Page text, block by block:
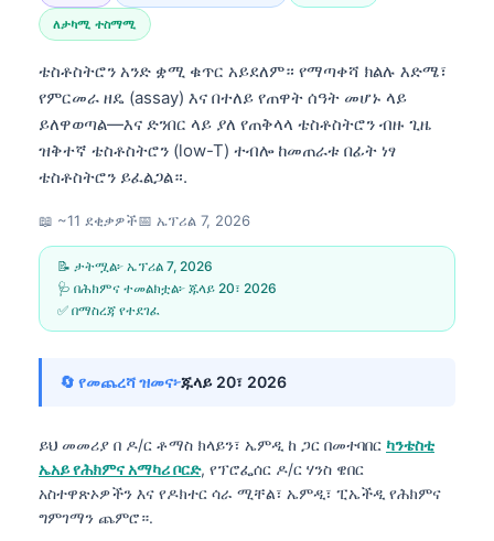
ለታካሚ ተስማሚ
ቴስቶስትሮን አንድ ቋሚ ቁጥር አይደለም። የማጣቀሻ ክልሉ እድሜ፣
የምርመራ ዘዴ (assay) እና በተለይ የጠዋት ሰዓት መሆኑ ላይ
ይለዋወጣል—እና ድንበር ላይ ያለ የጠቅላላ ቴስቶስትሮን ብዙ ጊዜ
ዝቅተኛ ቴስቶስትሮን (low-T) ተብሎ ከመጠራቱ በፊት ነፃ
ቴስቶስትሮን ይፈልጋል።.
📖 ~11 ደቂቃዎች📅 ኤፕሪል 7, 2026
📝 ታትሟል፦ ኤፕሪል 7, 2026
🩺 በሕክምና ተመልክቷል፦ ጁላይ 20፣ 2026
✅ በማስረጃ የተደገፈ
🔄 የመጨረሻ ዝመና፦ጁላይ 20፣ 2026
ይህ መመሪያ በ ዶ/ር ቶማስ ክላይን፣ ኤምዲ ከ ጋር በመተባበር ካንቴስቲ
ኤአይ የሕክምና አማካሪ ቦርድ, የፕሮፌሰር ዶ/ር ሃንስ ዌበር
አስተዋጽኦዎችን እና የዶክተር ሳራ ሚቸል፣ ኤምዲ፣ ፒኤችዲ የሕክምና
ግምገማን ጨምሮ።.